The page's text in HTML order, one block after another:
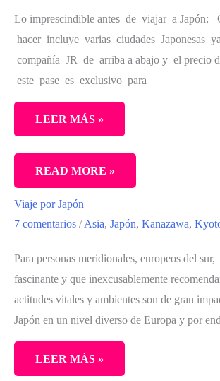
RUTA,
EL
PRESUPUESTO
LOS
CONSEJOS
PARA
ORGANIZARLO
Lo imprescindible antes de viajar a
hacer incluye varias ciudades Japonesas
compañía JR de arriba a abajo y el precio
este pase es exclusivo para
LEER MÁS »
VIAJE
A
JAPÓN
BY
READ MORE »
Viaje por Japón
7 comentarios /Asia, Japón, Kanazawa,
Para personas meridionales, europeos del
fascinante y que inexcusablemente
actitudes vitales y ambientes son de gran
Japón en un nivel diverso de Europa y por
LEER MÁS »